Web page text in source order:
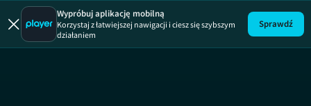
Wypróbuj aplikację mobilną
Korzystaj z łatwiejszej nawigacji i ciesz się szybszym
działaniem
Sprawdź